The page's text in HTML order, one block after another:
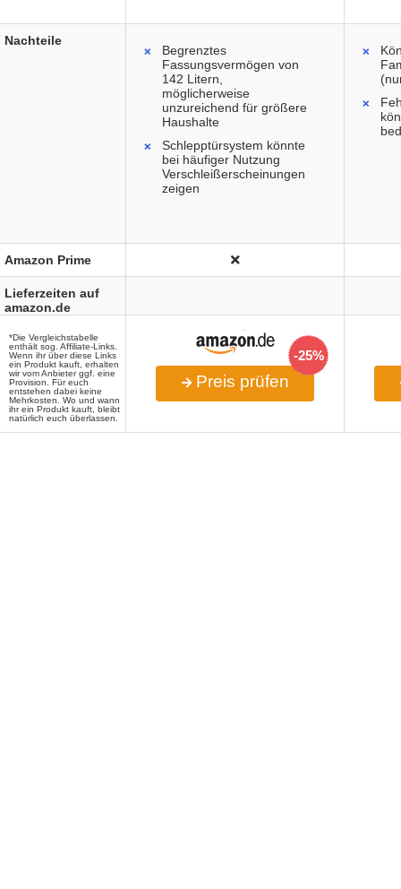
Begrenztes
Fassungsvermögen von
142 Litern,
möglicherweise
unzureichend für größere
Haushalte
Schlepptürsystem könnte
bei häufiger Nutzung
Verschleißerscheinungen
zeigen
-25%
Preis prüfen
Nachteile
Amazon Prime
Lieferzeiten auf
amazon.de
*Die Vergleichstabelle
enthält sog. Affiliate-Links.
Wenn ihr über diese Links
ein Produkt kauft, erhalten
wir vom Anbieter ggf. eine
Provision. Für euch
entstehen dabei keine
Mehrkosten. Wo und wann
ihr ein Produkt kauft, bleibt
natürlich euch überlassen.